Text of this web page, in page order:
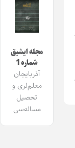
مجله ایشیق
شماره 1
آذربایجان
معلم‌لری و
تحصیل
مساله‌سی